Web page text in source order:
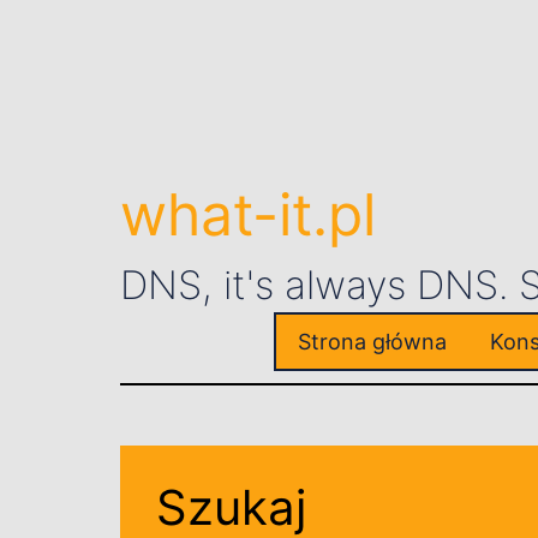
what-it.pl
DNS, it's always DNS.
Strona główna
Szukaj